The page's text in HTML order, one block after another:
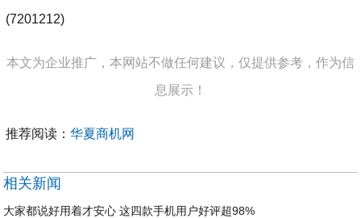
(7201212)
本文为企业推广，本网站不做任何建议，仅提供参考，作为信
息展示！
推荐阅读：华夏商机网
相关新闻
大家都说好用着才安心 这四款手机用户好评超98%